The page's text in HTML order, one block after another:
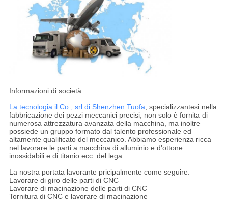
Informazioni di società:
La tecnologia il Co., srl di Shenzhen Tuofa , specializzantesi nella
fabbricazione dei pezzi meccanici precisi, non solo è fornita di
numerosa attrezzatura avanzata della macchina, ma inoltre
possiede un gruppo formato dal talento professionale ed
altamente qualificato del meccanico. Abbiamo esperienza ricca
nel lavorare le parti a macchina di alluminio e d'ottone
inossidabili e di titanio ecc. del lega.
La nostra portata lavorante pricipalmente come seguire:
Lavorare di giro delle parti di CNC
Lavorare di macinazione delle parti di CNC
Tornitura di CNC e lavorare di macinazione